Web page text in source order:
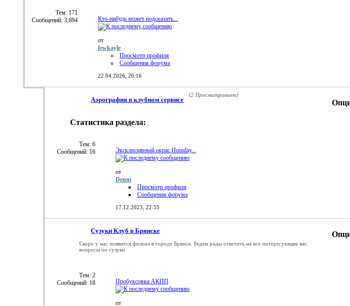
Тем: 171
Сообщений: 3,694
Кто-нибудь может подсказать...
от
fewkayle
Просмотр профиля
Сообщения форума
22.04.2026,20:16
Аэрография в клубном сервисе
(2 Просматривает)
RSS
этого
раздела
Статистика раздела:
Тем: 6
Сообщений: 16
Эксклюзивный окрас Huinday...
от
Denni
Просмотр профиля
Сообщения форума
17.12.2023, 22:55
Сузуки Клуб в Брянске
Скоро у нас появится филиал в городе Брянск. Будем рады ответить на все интересующие вас
вопросы по сузуки
Тем: 2
Сообщений: 18
Пробуксовка АКПП
от